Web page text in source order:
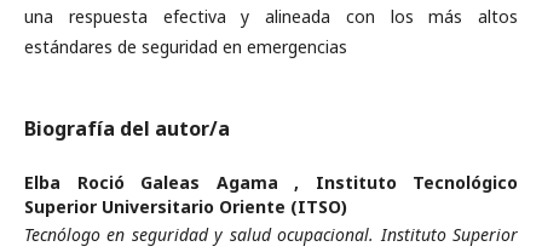
una respuesta efectiva y alineada con los más altos
estándares de seguridad en emergencias
Biografía del autor/a
Elba Roció Galeas Agama , Instituto Tecnológico
Superior Universitario Oriente (ITSO)
Tecnólogo en seguridad y salud ocupacional. Instituto Superior